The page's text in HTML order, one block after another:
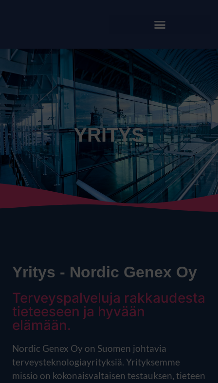
YRITYS
Yritys - Nordic Genex Oy
Terveyspalveluja rakkaudesta
tieteeseen ja hyvään
elämään.
Nordic Genex Oy on Suomen johtavia
terveysteknologiayrityksiä. Yrityksemme
missio on kokonaisvaltaisen testauksen, tieteen